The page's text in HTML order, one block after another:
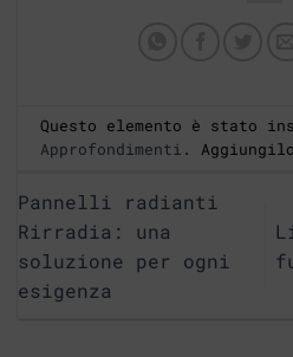
Questo elemento è stato
Approfondimenti .
Pannelli radianti
Rirradia: una
soluzione per ogni
esigenza